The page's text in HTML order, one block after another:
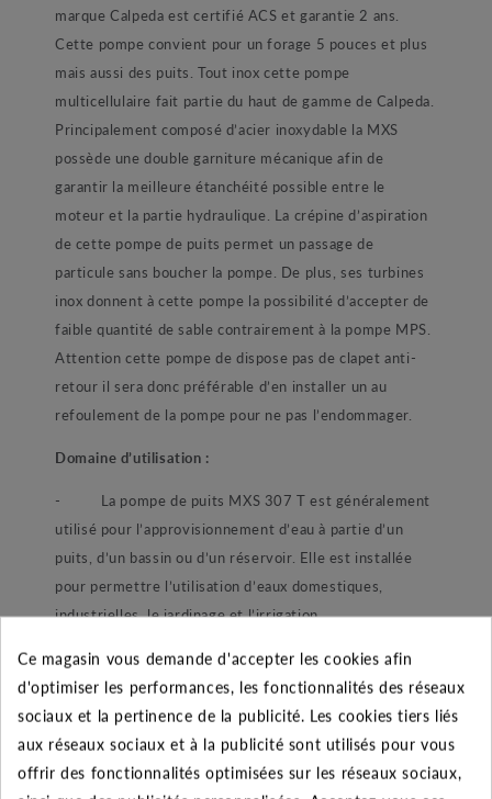
marque Calpeda est certifié ACS et garantie 2 ans.
Cette pompe convient pour un forage 5 pouces et plus
mais aussi des puits. Tout inox cette pompe
multicellulaire fait partie du haut de gamme de Calpeda.
Principalement composé d’acier inoxydable la MXS
possède une double garniture mécanique afin de
garantir la meilleure étanchéité possible entre le
moteur et la partie hydraulique. La crépine d’aspiration
de cette pompe de puits permet un passage de
particule sans boucher la pompe. De plus, ses turbines
inox donnent à cette pompe la possibilité d’accepter de
faible quantité de sable contrairement à la pompe MPS.
Attention cette pompe de dispose pas de clapet anti-
retour il sera donc préférable d’en installer un au
refoulement de la pompe pour ne pas l’endommager.
Domaine d’utilisation :
-
La pompe de puits MXS 307 T est généralement
utilisé pour l’approvisionnement d’eau à partie d’un
puits, d’un bassin ou d’un réservoir. Elle est installée
pour permettre l’utilisation d’eaux domestiques,
industrielles, le jardinage et l’irrigation.
Ses points forts :
-
Particulièrement robuste cette pompe en
matériaux inoxydables est dotée d’une double garniture
mécanique. Cette dernière permet une parfaite
étanchéité du moteur. D’une fiabilité extrême la pompe
Ce magasin vous demande d'accepter les cookies afin
d'optimiser les performances, les fonctionnalités des réseaux
sociaux et la pertinence de la publicité. Les cookies tiers liés
aux réseaux sociaux et à la publicité sont utilisés pour vous
offrir des fonctionnalités optimisées sur les réseaux sociaux,